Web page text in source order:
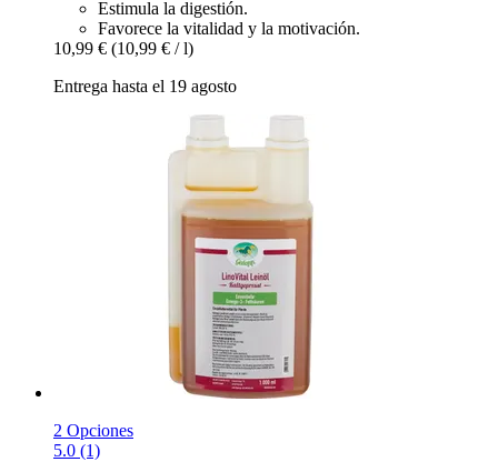
Estimula la digestión.
Favorece la vitalidad y la motivación.
10,99 € (10,99 € / l)
Entrega hasta el 19 agosto
2 Opciones
5.0 (1)